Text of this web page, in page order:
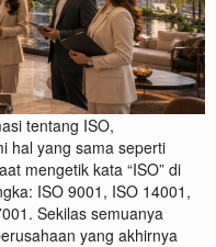
tentang ISO,
hal yang sama seperti
mengetik kata “ISO” di
ISO 9001, ISO 14001,
Sekilas semuanya
yang akhirnya